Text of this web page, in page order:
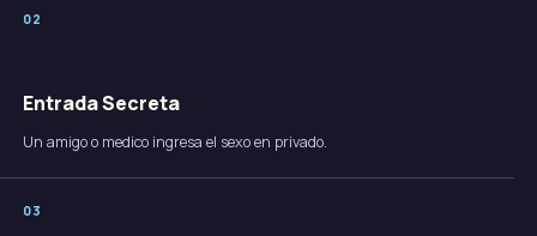
02
Entrada Secreta
Un amigo o medico ingresa el sexo en privado.
03